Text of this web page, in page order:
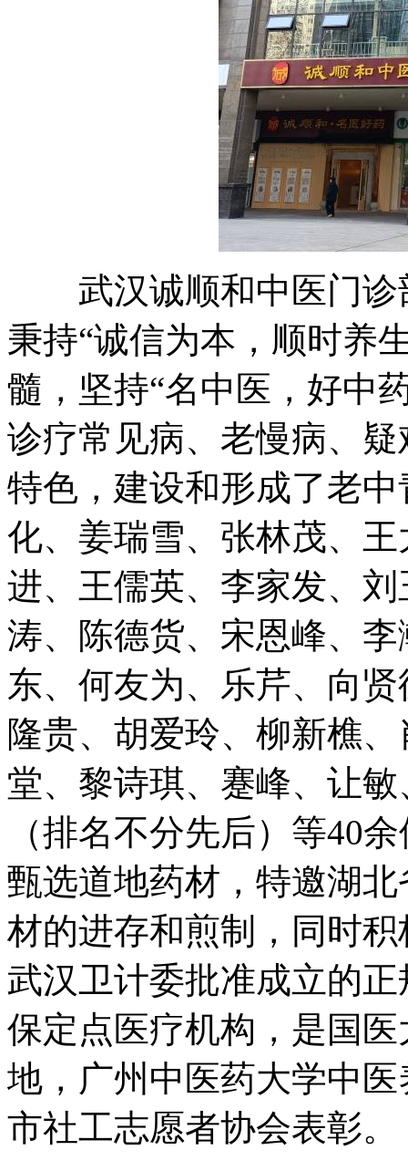
武汉诚顺和中医门诊
秉持“诚信为本，顺时养
髓，坚持“名中医，好中
诊疗常见病、老慢病、
特色，建设和形成了老
化、姜瑞雪、张林茂、
进、王儒英、李家发、
涛、陈德货、宋恩峰、
东、何友为、乐芹、向
隆贵、胡爱玲、柳新樵
堂、黎诗琪、蹇峰、让
（排名不分先后）等40
甄选道地药材，特邀湖
材的进存和煎制，同时
武汉卫计委批准成立的
保定点医疗机构，是国
地，广州中医药大学中
市社工志愿者协会表彰。